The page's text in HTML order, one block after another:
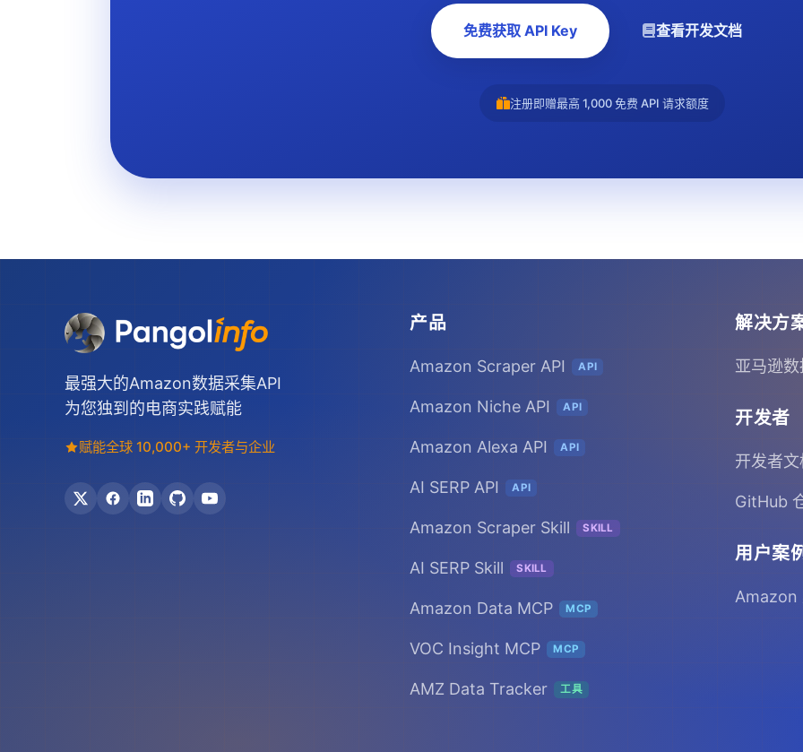
免费获取 API Key 查看开发文档
注册即赠最高 1,000 免费 API 请求额度
最强大的Amazon数据采集API
为您独到的电商实践赋能
赋能全球 10,000+ 开发者与企业
产品
Amazon Scraper API API
Amazon Niche API API
Amazon Alexa API API
AI SERP API API
Amazon Scraper Skill SKILL
AI SERP Skill SKILL
Amazon Data MCP MCP
VOC Insight MCP MCP
AMZ Data Tracker 工具
解决方
亚马逊
开发者
开发者
GitHub
用户案
Amazon